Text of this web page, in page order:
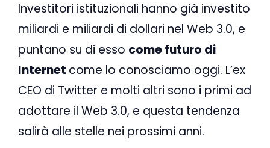
Investitori istituzionali hanno già investito
miliardi e miliardi di dollari nel Web 3.0, e
puntano su di esso come futuro di
Internet come lo conosciamo oggi. L’ex
CEO di Twitter e molti altri sono i primi ad
adottare il Web 3.0, e questa tendenza
salirà alle stelle nei prossimi anni.